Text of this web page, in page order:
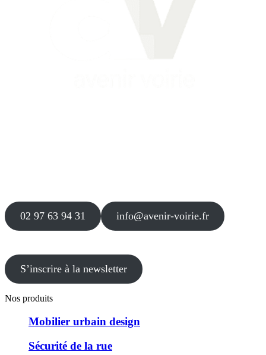
02 97 63 94 31 info@avenir-voirie.fr
S’inscrire à la newsletter
Nos produits
Mobilier urbain design
Sécurité de la rue